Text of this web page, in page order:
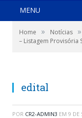
MENU
Home » Notícias »
– Listagem Provisória
edital
POR CR2-ADMIN3 EM 9 DE